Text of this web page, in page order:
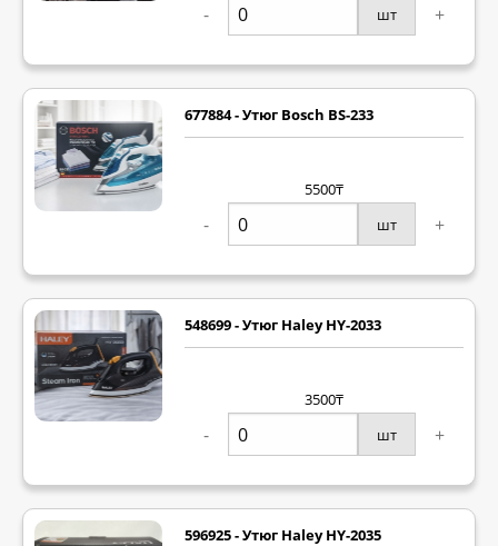
- шт +
677884 - Утюг Bosch BS-233
5500₸
- шт +
548699 - Утюг Haley HY-2033
3500₸
- шт +
596925 - Утюг Haley HY-2035